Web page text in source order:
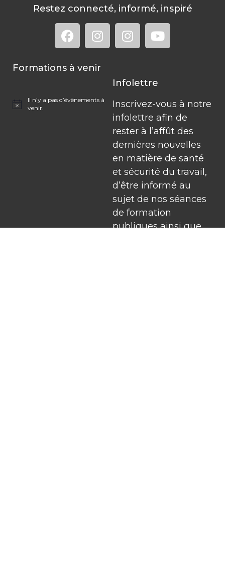
Restez connecté, informé, inspiré
Formations à venir
Notice
Il n’y a pas d’évènements à
venir.
Infolettre
Inscrivez-vous à notre
infolettre afin de
rester à l’affût des
dernières nouvelles
en matière de santé
et sécurité du travail,
d’être informé au
sujet de nos séances
de formation
publiques ainsi que